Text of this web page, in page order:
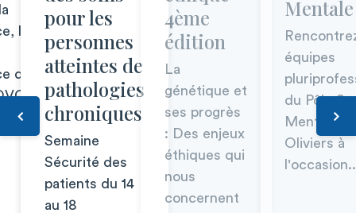
le
de
pour les
personnes
atteintes de
pathologies
chroniques
Semaine
Sécurité des
patients du 14
au 18
4ème
édition
La
génétique et
ses progrès
: Des enjeux
éthiques qui
nous
concernent
Mentale
équipes
du Pôle
Mentale
Oliviers à